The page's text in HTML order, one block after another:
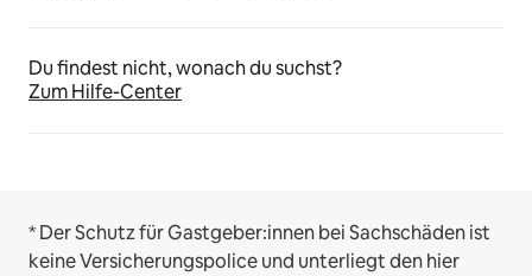
Du findest nicht, wonach du suchst?
Zum Hilfe-Center
* Der Schutz für Gastgeber:innen bei Sachschäden ist
keine Versicherungspolice und unterliegt den hier